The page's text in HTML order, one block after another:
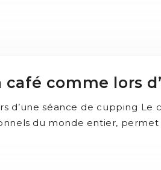
comme lors
d’une séance de cupping
du monde entier,